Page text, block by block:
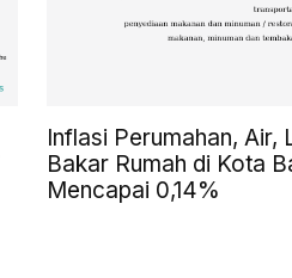
Inflasi Perumahan, Air,
Bakar Rumah di Kota
Mencapai 0,14%